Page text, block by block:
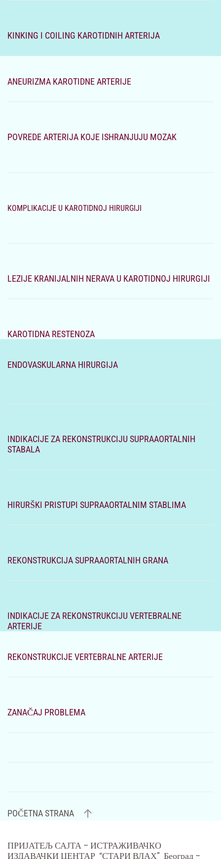
KINKING I COILING KAROTIDNIH ARTERIJA
ANEURIZMA KAROTIDNE ARTERIJE
POVREDE ARTERIJA KOJE ISHRANJUJU MOZAK
KOMPLIKACIJE U KAROTIDNOJ HIRURGIJI
LEZIJE KRANIJALNIH NERAVA U KAROTIDNOJ HIRURGIJI
KAROTIDNA RESTENOZA
ENDOVASKULARNA HIRURGIJA
INDIKACIJE ZA REKONSTRUKCIJU SUPRAAORTALNIH
STABALA
HIRURŠKI PRISTUPI SUPRAAORTALNIM STABLIMA
REKONSTRUKCIJA SUPRAAORTALNIH GRANA
INDIKACIJE ZA REKONSTRUKCIJU VERTEBRALNE
ARTERIJE
REKONSTRUKCIJE VERTEBRALNE ARTERIJE
ZANAČAJ PROBLEMA
POČETNA STRANA
ПРИЈАТЕЉ САЈТА – ИСТРАЖИВАЧКО
ИЗДАВАЧКИ ЦЕНТАР “СТАРИ ВЛАХ” Београд –